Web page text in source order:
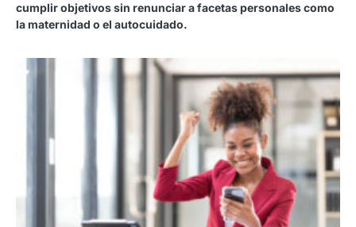
cumplir objetivos sin renunciar a facetas personales como
la maternidad o el autocuidado.